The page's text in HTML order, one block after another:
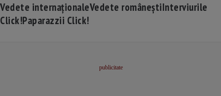
Vedete internaționaleVedete româneștiInterviurile
Click!Paparazzii Click!